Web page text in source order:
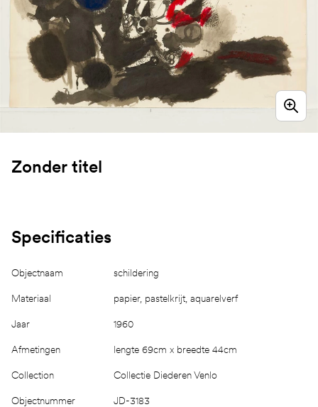
Zonder titel
Specificaties
Objectnaam schildering
Materiaal papier, pastelkrijt, aquarelverf
Jaar 1960
Afmetingen lengte 69cm x breedte 44cm
Collection Collectie Diederen Venlo
Objectnummer JD-3183